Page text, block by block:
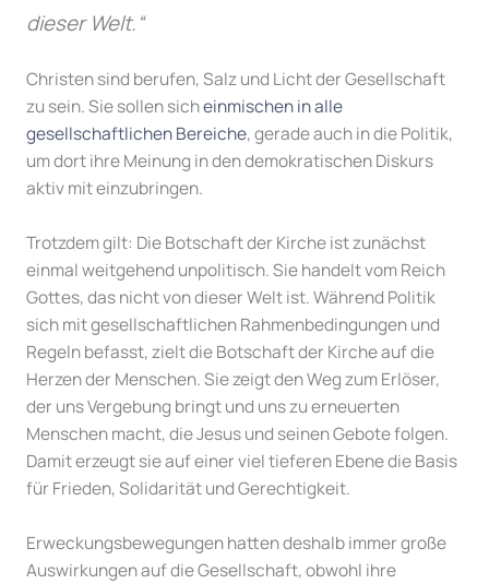
dieser Welt.“
Christen sind berufen, Salz und Licht der Gesellschaft
zu sein. Sie sollen sicheinmischen in alle
gesellschaftlichen Bereiche, gerade auch in die Politik,
um dort ihre Meinung in den demokratischen Diskurs
aktiv mit einzubringen.
Trotzdem gilt: Die Botschaft der Kirche ist zunächst
einmal weitgehend unpolitisch. Sie handelt vom Reich
Gottes, das nicht von dieser Welt ist. Während Politik
sich mit gesellschaftlichen Rahmenbedingungen und
Regeln befasst, zielt die Botschaft der Kirche auf die
Herzen der Menschen. Sie zeigt den Weg zum Erlöser,
der uns Vergebung bringt und uns zu erneuerten
Menschen macht, die Jesus und seinen Gebote folgen.
Damit erzeugt sie auf einer viel tieferen Ebene die Basis
für Frieden, Solidarität und Gerechtigkeit.
Erweckungsbewegungen hatten deshalb immer große
Auswirkungen auf die Gesellschaft, obwohl ihre